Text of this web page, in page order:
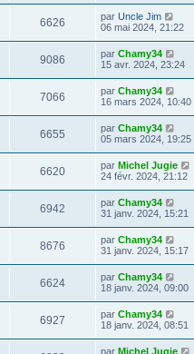
6626 par Uncle Jim
06 mai 2024, 21:22
9086 par Chamy34
15 avr. 2024, 23:24
7066 par Chamy34
16 mars 2024, 10:40
6655 par Chamy34
05 mars 2024, 19:25
6620 par Michel Jugie
24 févr. 2024, 21:12
6942 par Chamy34
31 janv. 2024, 15:21
8676 par Chamy34
31 janv. 2024, 15:17
6624 par Chamy34
18 janv. 2024, 09:00
6927 par Chamy34
18 janv. 2024, 08:51
par Michel Jugie